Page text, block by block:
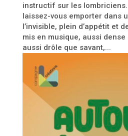
instructif sur les lombriciens.
laissez-vous emporter dans
l’invisible, plein d’appétit et
mis en musique, aussi
aussi drôle que savant,...